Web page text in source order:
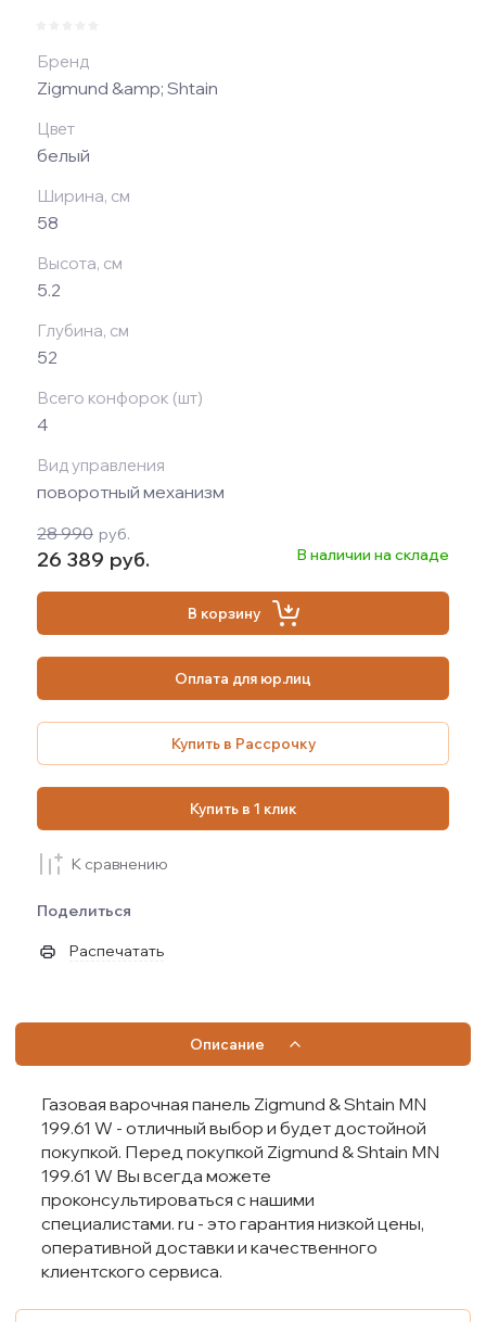
Бренд
Zigmund &amp; Shtain
Цвет
белый
Ширина, см
58
Высота, см
5.2
Глубина, см
52
Всего конфорок (шт)
4
Вид управления
поворотный механизм
В наличии на складе
28 990 руб.
26 389 руб.
В корзину
Оплата для юр.лиц
Купить в Рассрочку
Купить в 1 клик
К сравнению
Поделиться
Распечатать
Описание
Газовая варочная панель Zigmund & Shtain MN
199.61 W - отличный выбор и будет достойной
покупкой. Перед покупкой Zigmund & Shtain MN
199.61 W Вы всегда можете
проконсультироваться с нашими
специалистами. ru - это гарантия низкой цены,
оперативной доставки и качественного
клиентского сервиса.